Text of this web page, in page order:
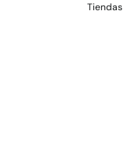
Tiendas